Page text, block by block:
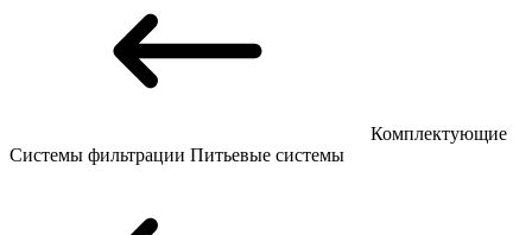
Комплектующие
Системы фильтрации Питьевые системы